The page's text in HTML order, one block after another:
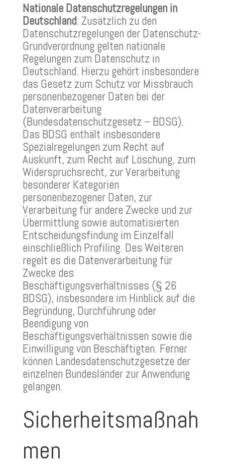
Nationale Datenschutzregelungen in
Deutschland: Zusätzlich zu den
Datenschutzregelungen der Datenschutz-
Grundverordnung gelten nationale
Regelungen zum Datenschutz in
Deutschland. Hierzu gehört insbesondere
das Gesetz zum Schutz vor Missbrauch
personenbezogener Daten bei der
Datenverarbeitung
(Bundesdatenschutzgesetz – BDSG).
Das BDSG enthält insbesondere
Spezialregelungen zum Recht auf
Auskunft, zum Recht auf Löschung, zum
Widerspruchsrecht, zur Verarbeitung
besonderer Kategorien
personenbezogener Daten, zur
Verarbeitung für andere Zwecke und zur
Übermittlung sowie automatisierten
Entscheidungsfindung im Einzelfall
einschließlich Profiling. Des Weiteren
regelt es die Datenverarbeitung für
Zwecke des
Beschäftigungsverhältnisses (§ 26
BDSG), insbesondere im Hinblick auf die
Begründung, Durchführung oder
Beendigung von
Beschäftigungsverhältnissen sowie die
Einwilligung von Beschäftigten. Ferner
können Landesdatenschutzgesetze der
einzelnen Bundesländer zur Anwendung
gelangen.
Sicherheitsmaßnah
men